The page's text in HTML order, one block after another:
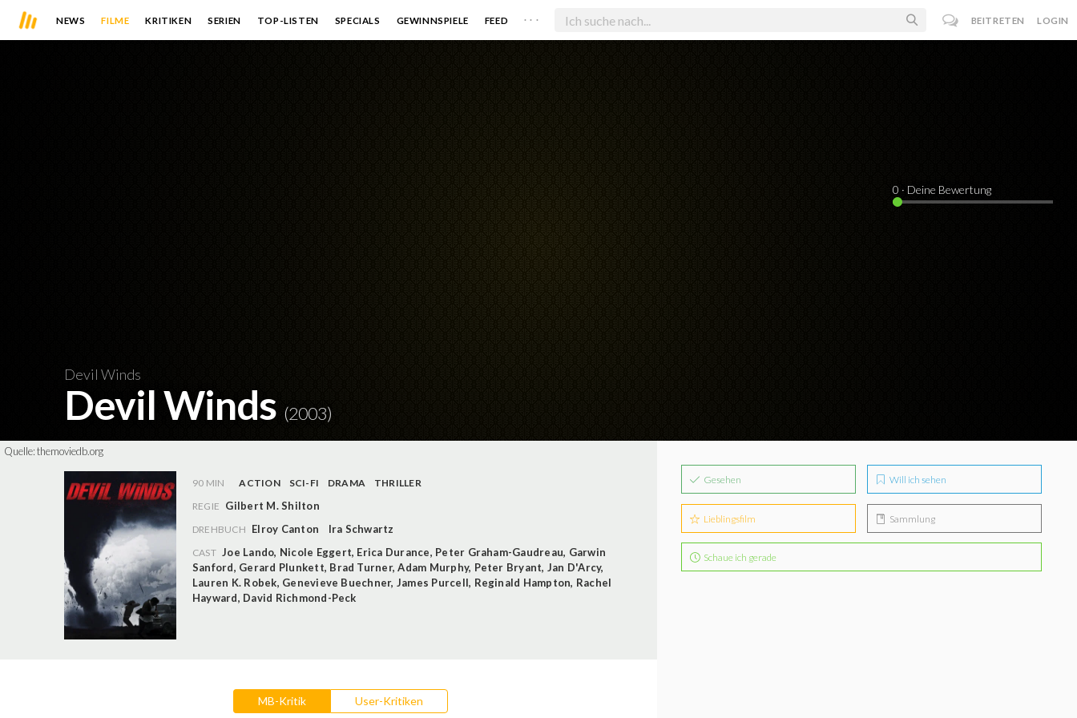
NEWS FILME KRITIKEN SERIEN TOP-LISTEN SPECIALS GEWINNSPIELE FEED . . . BEITRETEN LOGIN
Devil Winds
Devil Winds (2003)
0 · Deine Bewertung
Quelle:themoviedb.org
90 MIN ACTION SCI-FI DRAMA
THRILLER
REGIE Gilbert M. Shilton
DREHBUCH Elroy Canton Ira Schwartz
CAST Joe Lando, Nicole Eggert, Erica Durance, Peter Graham-Gaudreau, Garwin
Sanford, Gerard Plunkett, Brad Turner,Adam Murphy, Peter Bryant, Jan D'Arcy,
Lauren K. Robek, Genevieve Buechner, James Purcell, Reginald Hampton, Rachel
Hayward, David Richmond-Peck
MB-Kritik User-Kritiken
Gesehen Will ich sehen
Lieblingsfilm Sammlung
Schaue ich gerade